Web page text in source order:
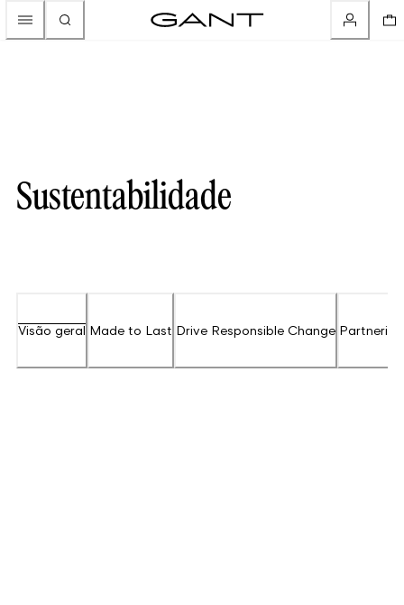
Sustentabilidade
Visão geral Made to Last Drive Responsible Change